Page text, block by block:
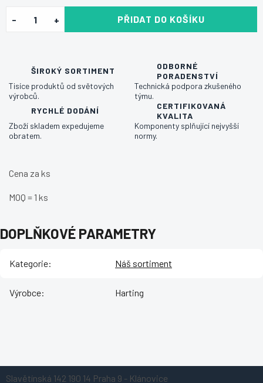
PŘIDAT DO KOŠÍKU
ŠIROKÝ SORTIMENT
Tisíce produktů od světových
výrobců.
ODBORNÉ
PORADENSTVÍ
Technická podpora zkušeného
týmu.
RYCHLÉ DODÁNÍ
Zboží skladem expedujeme
obratem.
CERTIFIKOVANÁ
KVALITA
Komponenty splňující nejvyšší
normy.
Cena za ks
MOQ = 1 ks
DOPLŇKOVÉ PARAMETRY
Kategorie: Náš sortiment
Výrobce: Harting
Slavětínská 142 190 14 Praha 9 - Klánovice